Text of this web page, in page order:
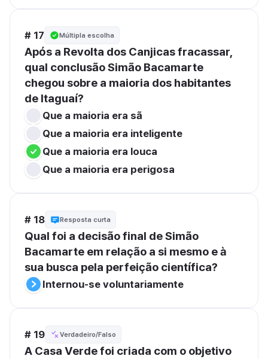
# 17 Múltipla escolha
Após a Revolta dos Canjicas fracassar,
qual conclusão Simão Bacamarte
chegou sobre a maioria dos habitantes
de Itaguaí?
Que a maioria era sã
Que a maioria era inteligente
Que a maioria era louca
Que a maioria era perigosa
# 18 Resposta curta
Qual foi a decisão final de Simão
Bacamarte em relação a si mesmo e à
sua busca pela perfeição científica?
Internou-se voluntariamente
# 19 Verdadeiro/Falso
A Casa Verde foi criada com o objetivo